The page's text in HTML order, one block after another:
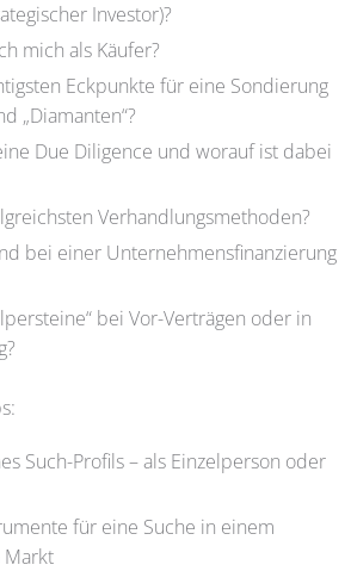
Investor)?
mich als Käufer?
Eckpunkte für eine Sondierung
„Diamanten“?
Due Diligence und worauf ist dabei
Verhandlungsmethoden?
bei einer Unternehmensfinanzierung
bei Vor-Verträgen oder in
Such-Profils – als Einzelperson oder
für eine Suche in einem
Markt